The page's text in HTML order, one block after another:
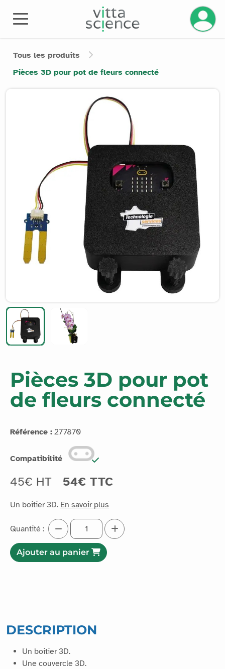
Gérez
Tous les produits
Pièces 3D pour pot de fleurs connecté
Pièces 3D pour pot
de fleurs connecté
Référence : 277870
Compatibilité
45€ HT 54€ TTC
Un boitier 3D. En savoir plus
Quantité :
Ajouter au panier
DESCRIPTION
Un boitier 3D.
Une couvercle 3D.